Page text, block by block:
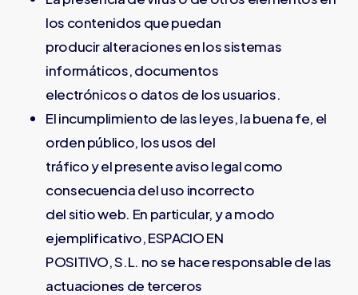
los contenidos que puedan
producir alteraciones en los sistemas
informáticos, documentos
electrónicos o datos de los usuarios.
El incumplimiento de las leyes, la buena fe, el
orden público, los usos del
tráfico y el presente aviso legal como
consecuencia del uso incorrecto
del sitio web. En particular, y a modo
ejemplificativo, ESPACIO EN
POSITIVO, S.L. no se hace responsable de las
actuaciones de terceros